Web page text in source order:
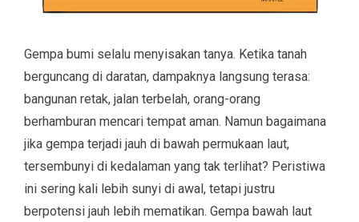
Gempa bumi selalu menyisakan tanya. Ketika tanah
berguncang di daratan, dampaknya langsung terasa:
bangunan retak, jalan terbelah, orang-orang
berhamburan mencari tempat aman. Namun bagaimana
jika gempa terjadi jauh di bawah permukaan laut,
tersembunyi di kedalaman yang tak terlihat? Peristiwa
ini sering kali lebih sunyi di awal, tetapi justru
berpotensi jauh lebih mematikan. Gempa bawah laut